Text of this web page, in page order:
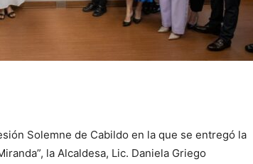
Solemne de Cabildo en la que se entregó la
la Alcaldesa, Lic. Daniela Griego